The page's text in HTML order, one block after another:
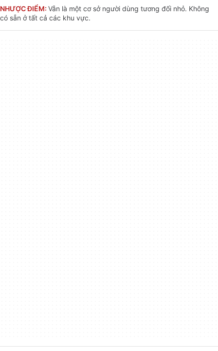
NHƯỢC ĐIỂM: Vẫn là một cơ sở người dùng tương đối nhỏ. Không
có sẵn ở tất cả các khu vực.